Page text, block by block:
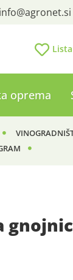
info agronet.si
oprema